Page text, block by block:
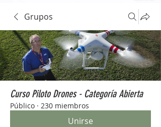
Grupos
Curso Piloto Drones - Categoría Abierta
Público · 230 miembros
Unirse